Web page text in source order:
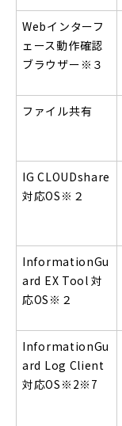
Webインターフ
ェース動作確認
ブラウザー ※３
ファイル共有
IG CLOUDshare
対応OS ※２
InformationGu
ard EX Tool対
応OS ※２
InformationGu
ard Log Client
対応OS ※2※7